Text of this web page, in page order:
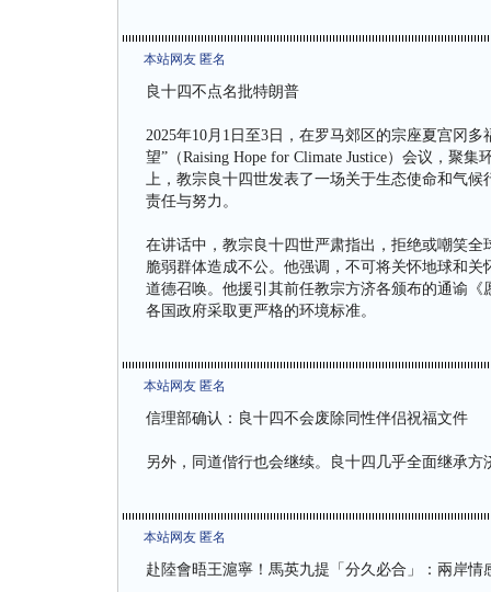
本站网友 匿名
良十四不点名批特朗普
2025年10月1日至3日，在罗马郊区的宗座夏宫冈
望”（Raising Hope for Climate Justice）会议，聚
上，教宗良十四世发表了一场关于生态使命和气
责任与努力。
在讲话中，教宗良十四世严肃指出，拒绝或嘲笑
脆弱群体造成不公。他强调，不可将关怀地球和
道德召唤。他援引其前任教宗方济各颁布的通谕《
各国政府采取更严格的环境标准。
本站网友 匿名
信理部确认：良十四不会废除同性伴侣祝福文件
另外，同道偕行也会继续。良十四几乎全面继承方
本站网友 匿名
赴陸會晤王滬寧！馬英九提「分久必合」：兩岸情